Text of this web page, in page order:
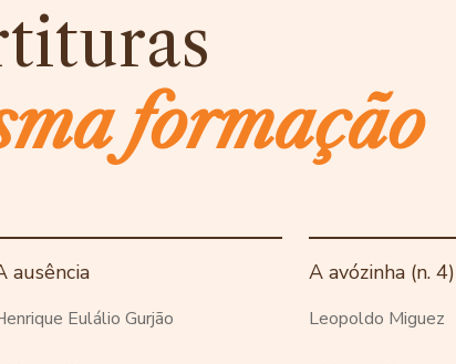
formação
ausência
Eulálio Gurjão
A avózinha (n. 4)
Leopoldo Miguez